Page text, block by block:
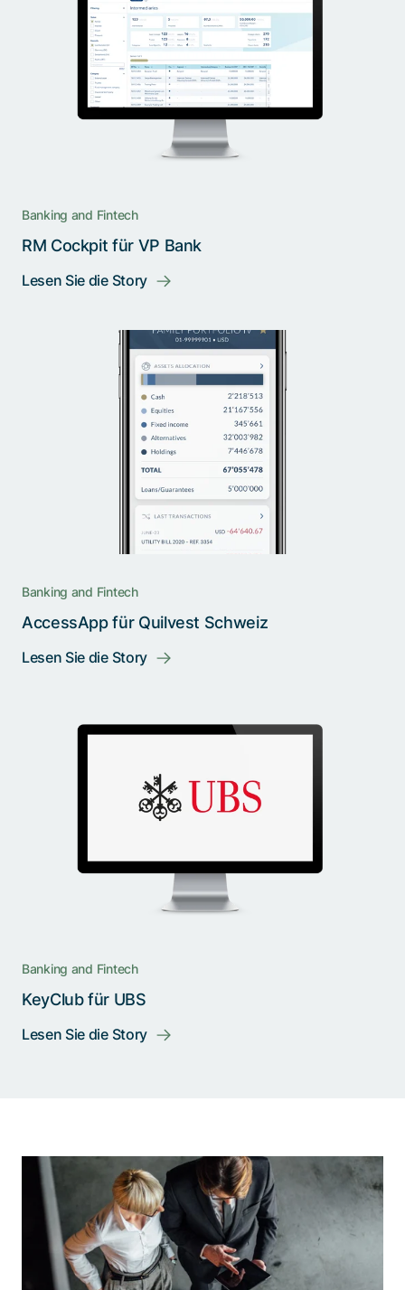
Banking and Fintech
RM Cockpit für VP Bank
Lesen Sie die Story
Banking and Fintech
AccessApp für Quilvest Schweiz
Lesen Sie die Story
Banking and Fintech
KeyClub für UBS
Lesen Sie die Story